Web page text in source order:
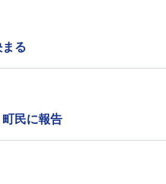
る
民に報告